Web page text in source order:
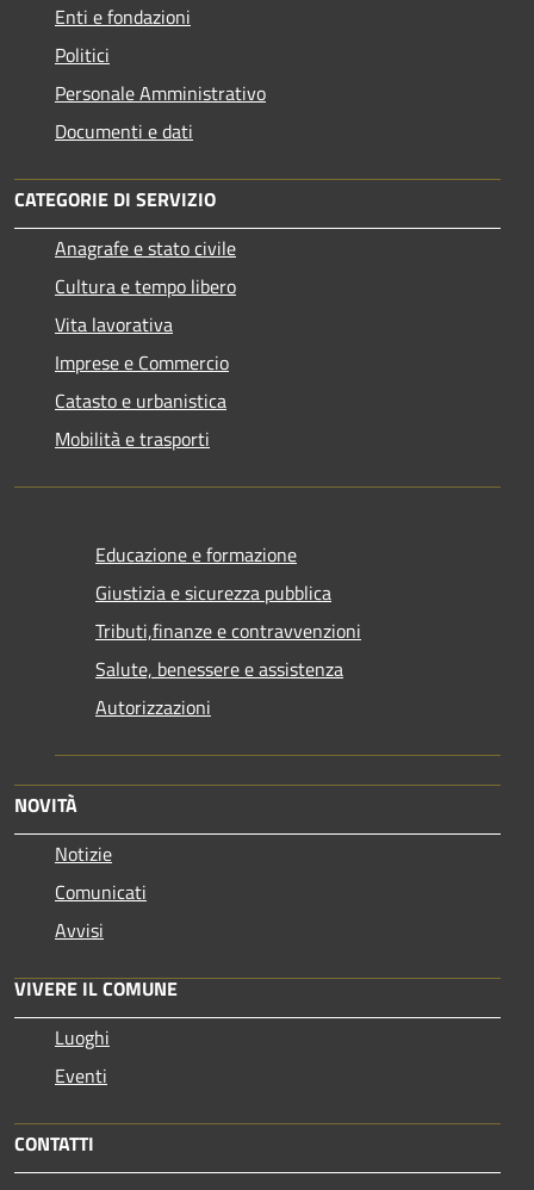
Enti e fondazioni
Politici
Personale Amministrativo
Documenti e dati
CATEGORIE DI SERVIZIO
Anagrafe e stato civile
Cultura e tempo libero
Vita lavorativa
Imprese e Commercio
Catasto e urbanistica
Mobilità e trasporti
Educazione e formazione
Giustizia e sicurezza pubblica
Tributi,finanze e contravvenzioni
Salute, benessere e assistenza
Autorizzazioni
NOVITÀ
Notizie
Comunicati
Avvisi
VIVERE IL COMUNE
Luoghi
Eventi
CONTATTI